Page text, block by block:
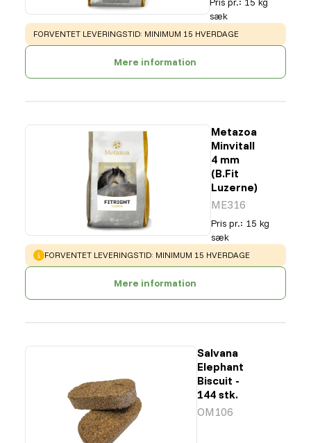
sæk
WARNING:
FORVENTET LEVERINGSTID: MINIMUM 15 HVERDAGE
Mere information
Metazoa
Minvitall
4 mm
(B.Fit
Luzerne)
ME316
Pris pr.: 15 kg
sæk
WARNING:
FORVENTET LEVERINGSTID: MINIMUM 15 HVERDAGE
Mere information
Salvana
Elephant
Biscuit -
144 stk.
OM106